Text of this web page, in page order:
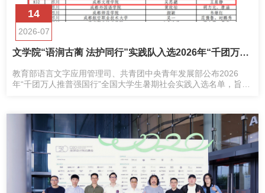
14
2026-07
文学院“语润古蔺 法护同行”实践队入选2026年“千团万人推普强国行”全国重点团队
教育部语言文字应用管理司、共青团中央青年发展部公布2026
年“千团万人推普强国行”全国大学生暑期社会实践入选名单，旨在